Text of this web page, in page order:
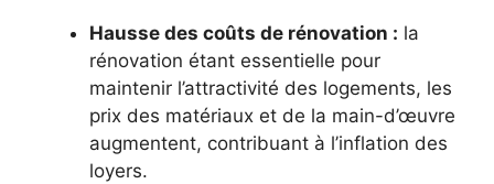
Hausse des coûts de rénovation : la
rénovation étant essentielle pour
maintenir l’attractivité des logements, les
prix des matériaux et de la main-d’œuvre
augmentent, contribuant à l’inflation des
loyers.